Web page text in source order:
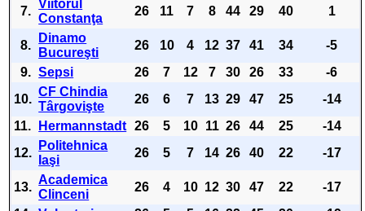
7.
Viitorul
Constanţa
26 11 7 8 44 29 40 1
8.
Dinamo
Bucureşti
26 10 4 12 37 41 34
-5
9. Sepsi 26 7 12 7 30 26 33
-6
10.
CF Chindia
Târgovişte
26 6 7 13 29 47 25
-14
11.
Hermannstadt 26 5 10 11 26 44 25
-14
12.
Politehnica
Iaşi
26 5 7 14 26 40 22 -17
13.
Academica
Clinceni
26 4 10 12 30 47 22
-17